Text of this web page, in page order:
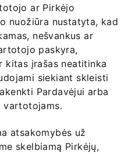
ar Pirkėjo
nuožiūra nustatyta, kad
nešvankus ar
paskyra,
kitas įrašas neatitinka
siekiant skleisti
Pardavėjui arba
vartotojams.
atsakomybės už
skelbiamą Pirkėjų,